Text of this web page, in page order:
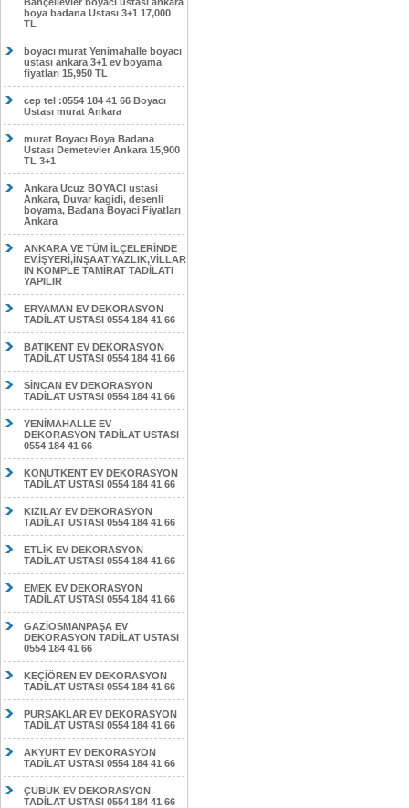
boya badana Ustası 3+1 17,000
TL
boyacı murat Yenimahalle boyacı
ustası ankara 3+1 ev boyama
fiyatları 15,950 TL
cep tel :0554 184 41 66 Boyacı
Ustası murat Ankara
murat Boyacı Boya Badana
Ustası Demetevler Ankara 15,900
TL 3+1
Ankara Ucuz BOYACI ustasi
Ankara, Duvar kagidi, desenli
boyama, Badana Boyaci Fiyatları
Ankara
ANKARA VE TÜM İLÇELERİNDE
EV,İŞYERİ,İNŞAAT,YAZLIK,VİLLAR
IN KOMPLE TAMİRAT TADİLATI
YAPILIR
ERYAMAN EV DEKORASYON
TADİLAT USTASI 0554 184 41 66
BATIKENT EV DEKORASYON
TADİLAT USTASI 0554 184 41 66
SİNCAN EV DEKORASYON
TADİLAT USTASI 0554 184 41 66
YENİMAHALLE EV
DEKORASYON TADİLAT USTASI
0554 184 41 66
KONUTKENT EV DEKORASYON
TADİLAT USTASI 0554 184 41 66
KIZILAY EV DEKORASYON
TADİLAT USTASI 0554 184 41 66
ETLİK EV DEKORASYON
TADİLAT USTASI 0554 184 41 66
EMEK EV DEKORASYON
TADİLAT USTASI 0554 184 41 66
GAZİOSMANPAŞA EV
DEKORASYON TADİLAT USTASI
0554 184 41 66
KEÇİÖREN EV DEKORASYON
TADİLAT USTASI 0554 184 41 66
PURSAKLAR EV DEKORASYON
TADİLAT USTASI 0554 184 41 66
AKYURT EV DEKORASYON
TADİLAT USTASI 0554 184 41 66
ÇUBUK EV DEKORASYON
TADİLAT USTASI 0554 184 41 66